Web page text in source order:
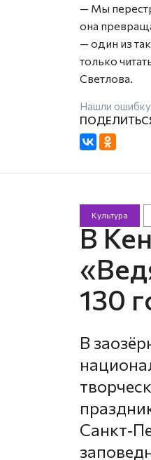
— Мы
она
— один из
только
Светлова.
Нашли
Культура
В
130
В